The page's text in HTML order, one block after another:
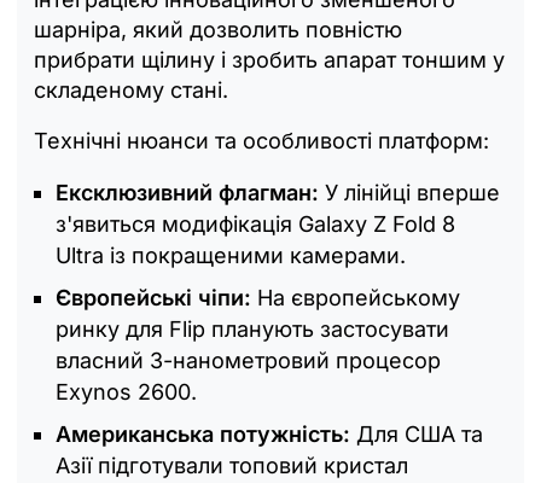
шарніра, який дозволить повністю
прибрати щілину і зробить апарат тоншим у
складеному стані.
Технічні нюанси та особливості платформ:
Ексклюзивний флагман: У лінійці вперше
з'явиться модифікація Galaxy Z Fold 8
Ultra із покращеними камерами.
Європейські чіпи: На європейському
ринку для Flip планують застосувати
власний 3-нанометровий процесор
Exynos 2600.
Американська потужність: Для США та
Азії підготували топовий кристал